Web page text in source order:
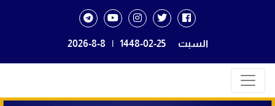
السبت 1448-02-25
|
2026-8-8